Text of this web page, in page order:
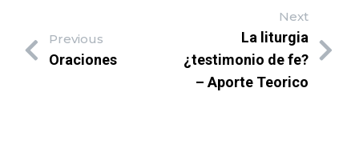
Previous
Oraciones
Next
La liturgia
¿testimonio de fe?
– Aporte Teorico